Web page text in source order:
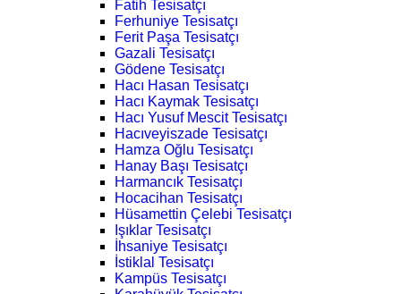
Fatih Tesisatçı
Ferhuniye Tesisatçı
Ferit Paşa Tesisatçı
Gazali Tesisatçı
Gödene Tesisatçı
Hacı Hasan Tesisatçı
Hacı Kaymak Tesisatçı
Hacı Yusuf Mescit Tesisatçı
Hacıveyiszade Tesisatçı
Hamza Oğlu Tesisatçı
Hanay Başı Tesisatçı
Harmancık Tesisatçı
Hocacihan Tesisatçı
Hüsamettin Çelebi Tesisatçı
Işıklar Tesisatçı
İhsaniye Tesisatçı
İstiklal Tesisatçı
Kampüs Tesisatçı